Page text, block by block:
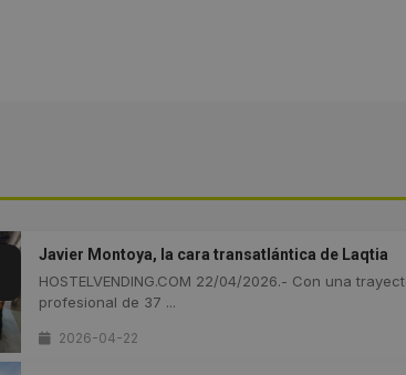
Javier Montoya, la cara transatlántica de Laqtia
HOSTELVENDING.COM 22/04/2026.- Con una
profesional de 37 ...
2026-04-22